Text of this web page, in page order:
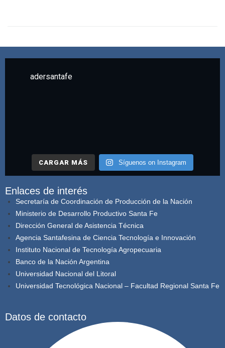
adersantafe
CARGAR MÁS Síguenos on Instagram
Enlaces de interés
Secretaría de Coordinación de Producción de la Nación
Ministerio de Desarrollo Productivo Santa Fe
Dirección General de Asistencia Técnica
Agencia Santafesina de Ciencia Tecnología e Innovación
Instituto Nacional de Tecnología Agropecuaria
Banco de la Nación Argentina
Universidad Nacional del Litoral
Universidad Tecnológica Nacional – Facultad Regional Santa Fe
Datos de contacto